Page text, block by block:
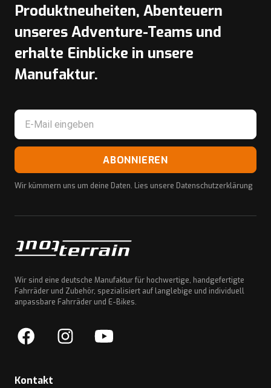
Produktneuheiten, Abenteuern
unseres Adventure-Teams und
erhalte Einblicke in unsere
Manufaktur.
ABONNIEREN
Wir kümmern uns um deine Daten. Lies unsere Datenschutzerklärung
Wir sind eine deutsche Manufaktur für hochwertige, handgefertigte
Fahrräder und Zubehör, spezialisiert auf langlebige und individuell
anpassbare Fahrräder und E-Bikes.
Kontakt